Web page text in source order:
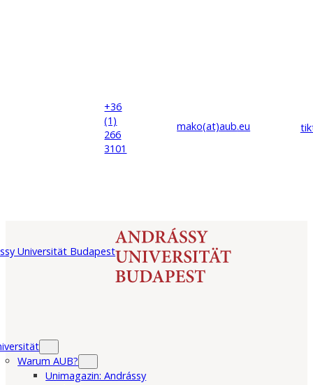
+36
(1)
266
3101
mako(at)aub.eu
Warum AUB?
Unimagazin: Andrássy